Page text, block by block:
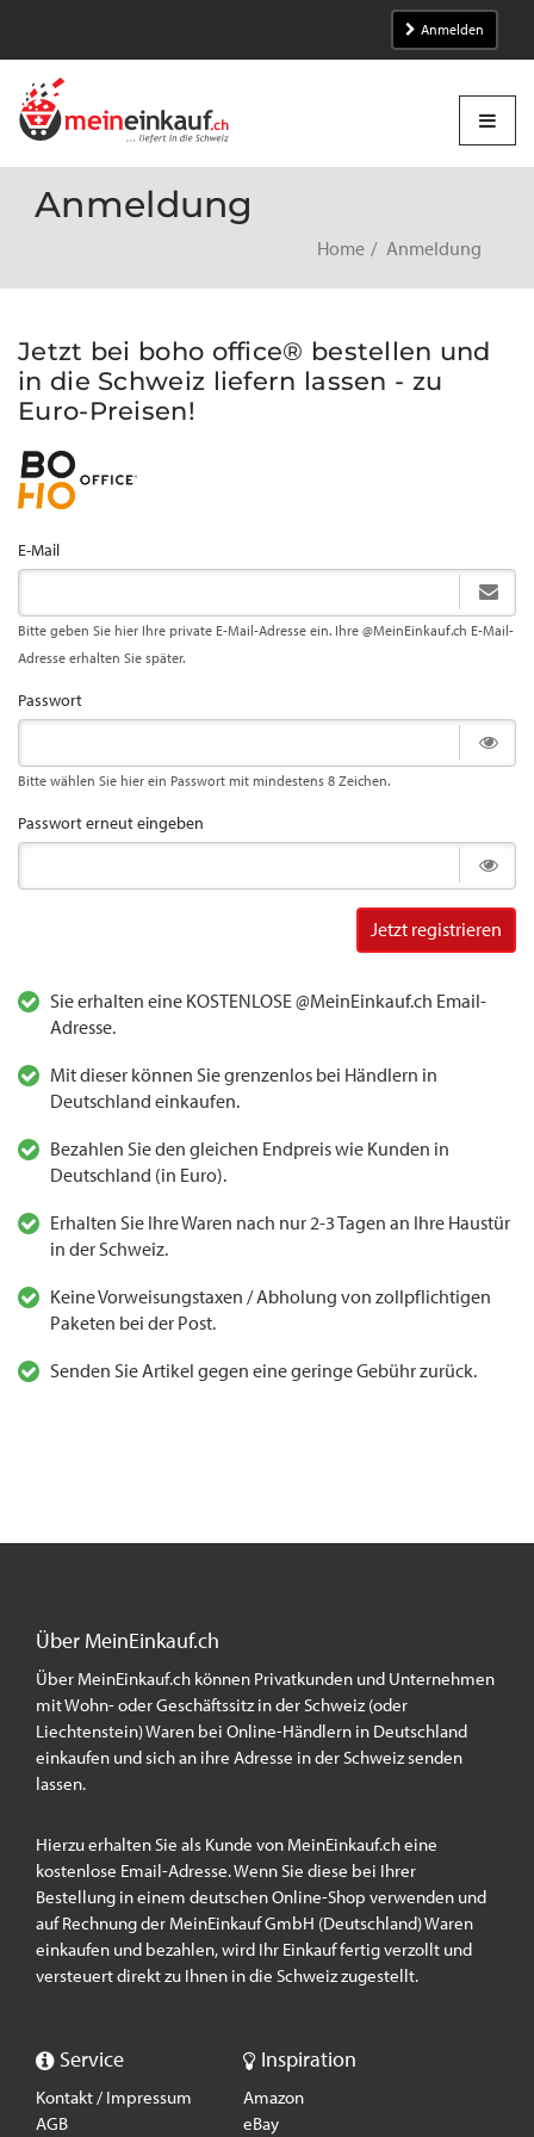
Anmelden
Anmeldung
Home Anmeldung
Jetzt bei boho office® bestellen und
in die Schweiz liefern lassen - zu
Euro-Preisen!
E-Mail
Bitte geben Sie hier Ihre private E-Mail-Adresse ein. Ihre @MeinEinkauf.ch E-Mail-
Adresse erhalten Sie später.
Passwort
Bitte wählen Sie hier ein Passwort mit mindestens 8 Zeichen.
Passwort erneut eingeben
Jetzt registrieren
Sie erhalten eine KOSTENLOSE @MeinEinkauf.ch Email-
Adresse.
Mit dieser können Sie grenzenlos bei Händlern in
Deutschland einkaufen.
Bezahlen Sie den gleichen Endpreis wie Kunden in
Deutschland (in Euro).
Erhalten Sie Ihre Waren nach nur 2-3 Tagen an Ihre Haustür
in der Schweiz.
Keine Vorweisungstaxen / Abholung von zollpflichtigen
Paketen bei der Post.
Senden Sie Artikel gegen eine geringe Gebühr zurück.
Über MeinEinkauf.ch
Über MeinEinkauf.ch können Privatkunden und Unternehmen
mit Wohn- oder Geschäftssitz in der Schweiz (oder
Liechtenstein) Waren bei Online-Händlern in Deutschland
einkaufen und sich an ihre Adresse in der Schweiz senden
lassen.
Hierzu erhalten Sie als Kunde von MeinEinkauf.ch eine
kostenlose Email-Adresse. Wenn Sie diese bei Ihrer
Bestellung in einem deutschen Online-Shop verwenden und
auf Rechnung der MeinEinkauf GmbH (Deutschland) Waren
einkaufen und bezahlen, wird Ihr Einkauf fertig verzollt und
versteuert direkt zu Ihnen in die Schweiz zugestellt.
Service
Kontakt / Impressum
AGB
Inspiration
Amazon
eBay